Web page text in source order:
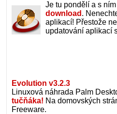
Je tu pondělí a s
download .
aplikací! Přestože
updatování aplikací
Evolution v3.2.3
Linuxová náhrada Palm
tučňáka! Na domovských
Freeware.